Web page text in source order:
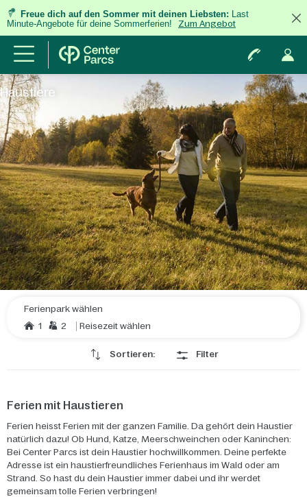
Freue dich auf den Sommer mit deinen Liebsten: Last
Minute-Angebote für deine Sommerferien!
Zum Angebot
Haustiere
Ferienpark wählen
1
2 Reisezeit wählen
Sortieren: Filter
Ferien mit Haustieren
Ferien heisst Ferien mit der ganzen Familie. Da gehört dein Haustier
natürlich dazu! Ob Hund, Katze, Meerschweinchen oder Kaninchen:
Bei Center Parcs ist dein Haustier hochwillkommen. Deine perfekte
Adresse ist ein haustierfreundliches Ferienhaus im Wald oder am
Strand. So hast du dein Haustier immer dabei und ihr werdet
gemeinsam tolle Ferien verbringen!